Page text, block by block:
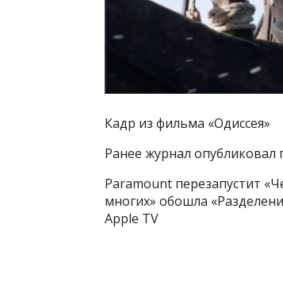
Кадр из фильма «Одиссея»
Ранее журнал
Paramount перезапустит
многих» обошла
Apple TV